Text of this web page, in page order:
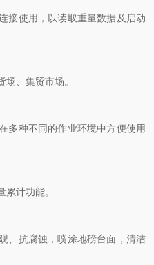
使用，以读取重量数据及启动
、集贸市场。
种不同的作业环境中方便使用
计功能。
抗腐蚀，喷涂地磅台面，清洁